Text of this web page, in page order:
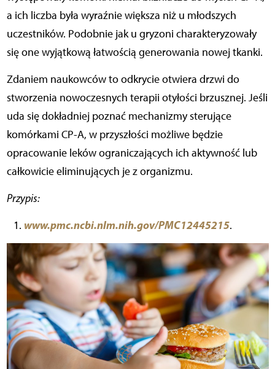
a ich liczba była wyraźnie większa niż u młodszych
uczestników. Podobnie jak u gryzoni charakteryzowały
się one wyjątkową łatwością generowania nowej tkanki.
Zdaniem naukowców to odkrycie otwiera drzwi do
stworzenia nowoczesnych terapii otyłości brzusznej. Jeśli
uda się dokładniej poznać mechanizmy sterujące
komórkami CP-A, w przyszłości możliwe będzie
opracowanie leków ograniczających ich aktywność lub
całkowicie eliminujących je z organizmu.
Przypis:
www.pmc.ncbi.nlm.nih.gov/PMC12445215.